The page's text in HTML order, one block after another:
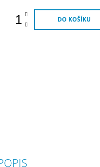
DO KOŠÍKU